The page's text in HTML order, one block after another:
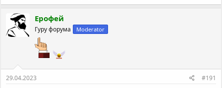
Ерофей
Гуру форума Moderator
29.04.2023 #191